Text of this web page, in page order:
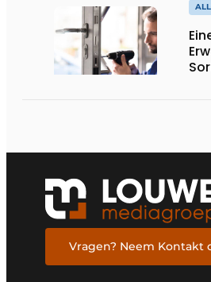
Vragen? Neem Kontakt